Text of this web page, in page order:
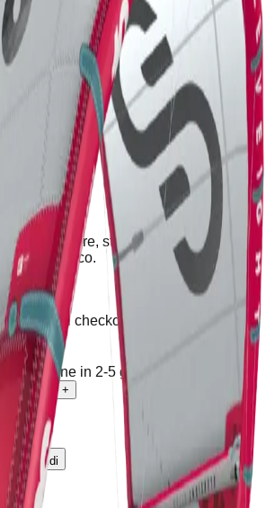
Barre Tavole Kitesurf
Pads &
Wing
PSV7
per progredire, stabile, sicuro e con un
automatico.
al checkout
in 2-5 giorni
+
Condividi